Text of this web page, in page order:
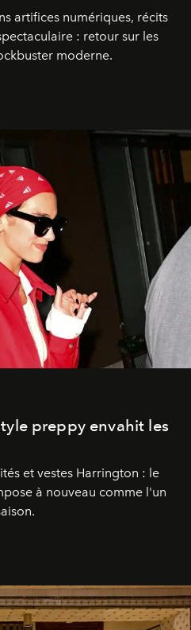
artifices numériques, récits
: retour sur les
moderne.
preppy envahit les
et vestes Harrington : le
à nouveau comme l'un